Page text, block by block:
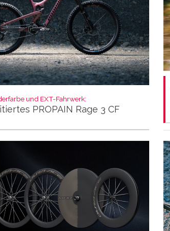
und EXT-Fahrwerk:
PROPAIN Rage 3 CF